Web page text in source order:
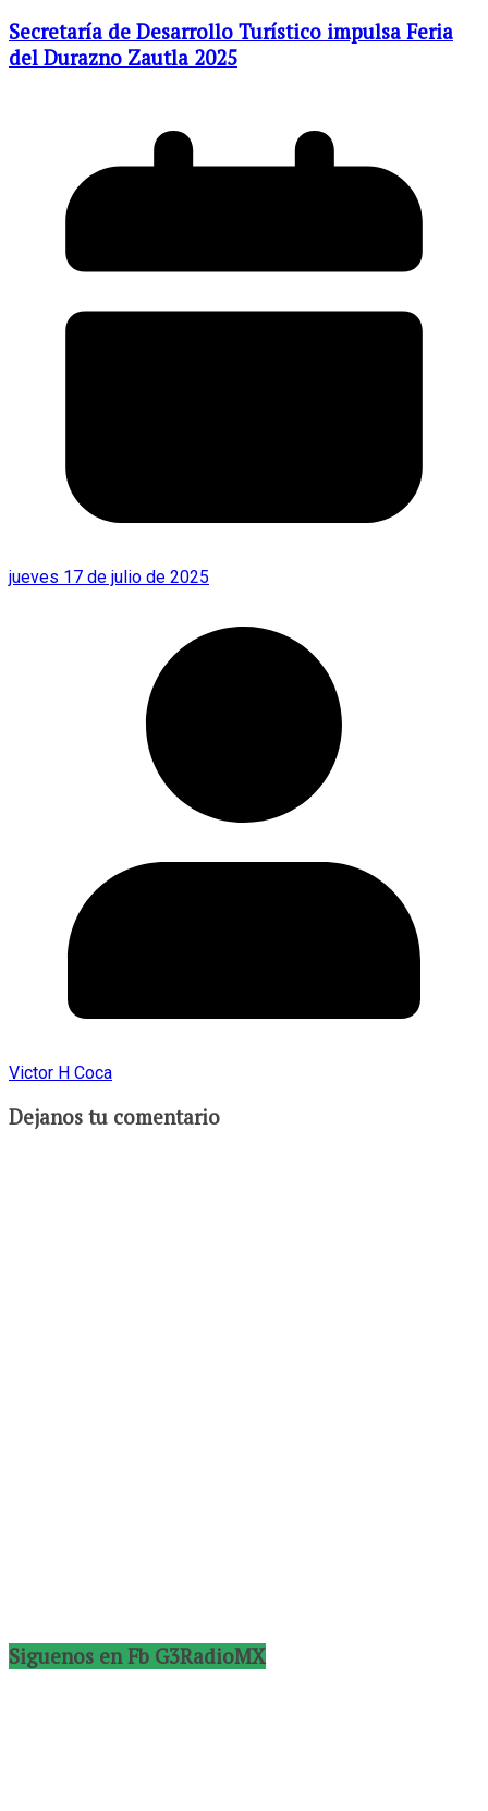
Secretaría de Desarrollo Turístico impulsa Feria
del Durazno Zautla 2025
jueves 17 de julio de 2025
Victor H Coca
Dejanos tu comentario
Siguenos en Fb G3RadioMX